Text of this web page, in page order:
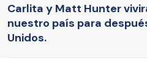
Carlita y Matt Hunter
nuestro país para
Unidos.